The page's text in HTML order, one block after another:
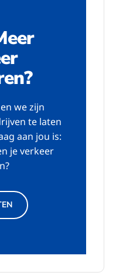
we zijn
te laten
aan jou is:
je verkeer